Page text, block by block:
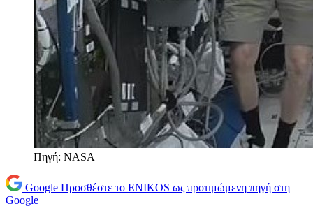
Πηγή: NASA
Google Προσθέστε το ENIKOS ως προτιμώμενη πηγή στη
Google